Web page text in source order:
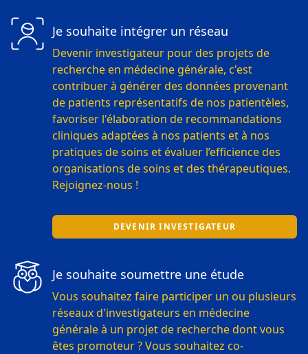
Je souhaite intégrer un réseau
Devenir investigateur pour des projets de
recherche en médecine générale, c'est
contribuer à générer des données provenant
de patients représentatifs de nos patientèles,
favoriser l'élaboration de recommandations
cliniques adaptées à nos patients et à nos
pratiques de soins et évaluer l’efficience des
organisations de soins et des thérapeutiques.
Rejoignez-nous !
DEVENIR INVESTIGATEUR
Je souhaite soumettre une étude
Vous souhaitez faire participer un ou plusieurs
réseaux d'investigateurs en médecine
générale à un projet de recherche dont vous
êtes promoteur ? Vous souhaitez co-